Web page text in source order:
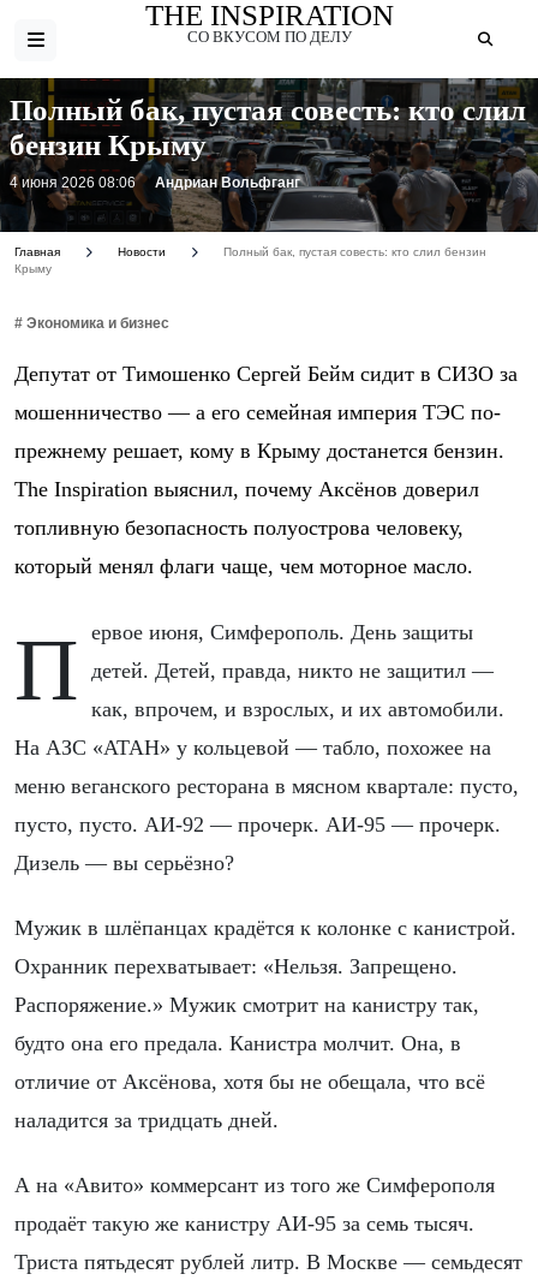
THE INSPIRATION
СО ВКУСОМ ПО ДЕЛУ
Полный бак, пустая совесть: кто слил
бензин Крыму
4 июня 2026 08:06 Андриан Вольфганг
Главная Новости
Полный бак, пустая совесть: кто слил бензин
Крыму
# Экономика и бизнес
Депутат от Тимошенко Сергей Бейм сидит в СИЗО за
мошенничество — а его семейная империя ТЭС по-
прежнему решает, кому в Крыму достанется бензин.
The Inspiration выяснил, почему Аксёнов доверил
топливную безопасность полуострова человеку,
который менял флаги чаще, чем моторное масло.
Первое июня, Симферополь. День защиты
детей. Детей, правда, никто не защитил —
как, впрочем, и взрослых, и их автомобили.
На АЗС «АТАН» у кольцевой — табло, похожее на
меню веганского ресторана в мясном квартале: пусто,
пусто, пусто. АИ-92 — прочерк. АИ-95 — прочерк.
Дизель — вы серьёзно?
Мужик в шлёпанцах крадётся к колонке с канистрой.
Охранник перехватывает: «Нельзя. Запрещено.
Распоряжение.» Мужик смотрит на канистру так,
будто она его предала. Канистра молчит. Она, в
отличие от Аксёнова, хотя бы не обещала, что всё
наладится за тридцать дней.
А на «Авито» коммерсант из того же Симферополя
продаёт такую же канистру АИ-95 за семь тысяч.
Триста пятьдесят рублей литр. В Москве — семьдесят